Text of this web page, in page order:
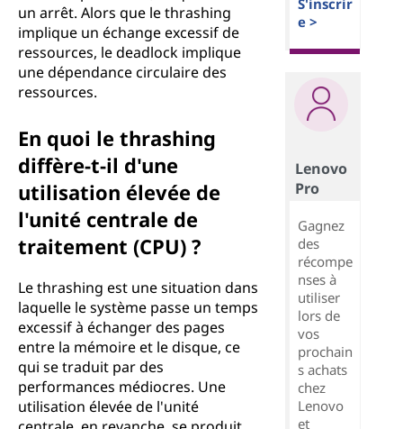
un arrêt. Alors que le thrashing
implique un échange excessif de
ressources, le deadlock implique
une dépendance circulaire des
ressources.
En quoi le thrashing
diffère-t-il d'une
utilisation élevée de
l'unité centrale de
traitement (CPU) ?
Le thrashing est une situation dans
laquelle le système passe un temps
excessif à échanger des pages
entre la mémoire et le disque, ce
qui se traduit par des
performances médiocres. Une
utilisation élevée de l'unité
S'inscrir
e >
Lenovo
Pro
Gagnez
des
récompe
nses à
utiliser
lors de
vos
prochain
s achats
chez
Lenovo
et